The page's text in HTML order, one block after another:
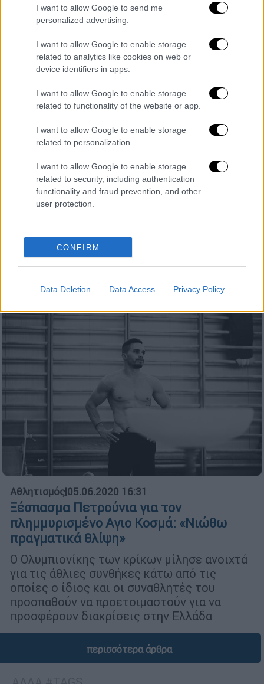
I want to allow Google to send me
personalized advertising.
I want to allow Google to enable storage
related to analytics like cookies on web or
device identifiers in apps.
I want to allow Google to enable storage
related to functionality of the website or app.
I want to allow Google to enable storage
related to personalization.
I want to allow Google to enable storage
related to security, including authentication
functionality and fraud prevention, and other
user protection.
CONFIRM
Data Deletion Data Access Privacy Policy
Ελλάδα|09.09.2020 15:43
Νεκρός αστυνομικός της ΔΙΑΣ σε
τροχαίο - Σε σοβαρή κατάσταση
Σύμφωνα με τις πρώτες πληροφορίες του
ethnos.gr, οι δύο αστυνομικοί που επέβαιναν
στην ίδια μοτοσικλέτα εμβολίστηκαν από
διερχόμενο αυτοκίνητο
Αθλητισμός|05.06.2020 16:31
Ξέσπασμα Πετρούνια για τον
πλημμυρισμένο Αγιο Κοσμά: «Νιώθω
πραγματικά θλίψη»
Ο Ολυμπιονίκης των κρίκων μίλησε ανοιχτά
για τις άθλιες συνθήκες κάτω από τις
οποίες ο ίδιος και οι συναθλητές του
προσπαθούν να προετοιμαστούν για να
προσφέρουν διακρίσεις στην Ελλάδα
περισσότερα άρθρα